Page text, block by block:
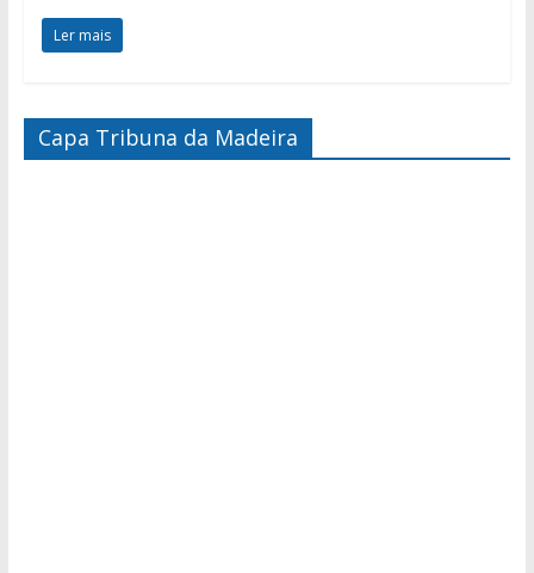
Ler mais
Capa Tribuna da Madeira